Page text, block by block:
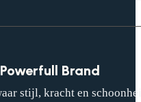
Brand
stijl, kracht en